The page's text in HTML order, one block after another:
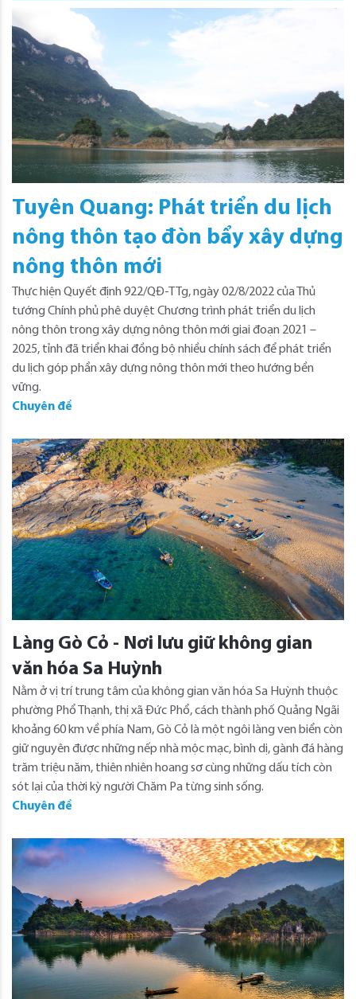
Tuyên Quang: Phát triển du lịch
nông thôn tạo đòn bẩy xây dựng
nông thôn mới
Thực hiện Quyết định 922/QĐ-TTg, ngày 02/8/2022 của Thủ
tướng Chính phủ phê duyệt Chương trình phát triển du lịch
nông thôn trong xây dựng nông thôn mới giai đoạn 2021 –
2025, tỉnh đã triển khai đồng bộ nhiều chính sách để phát triển
du lịch góp phần xây dựng nông thôn mới theo hướng bền
vững.
Chuyên đề
Làng Gò Cỏ - Nơi lưu giữ không gian
văn hóa Sa Huỳnh
Nằm ở vị trí trung tâm của không gian văn hóa Sa Huỳnh thuộc
phường Phổ Thạnh, thị xã Đức Phổ, cách thành phố Quảng Ngãi
khoảng 60 km về phía Nam, Gò Cỏ là một ngôi làng ven biển còn
giữ nguyên được những nếp nhà mộc mạc, bình dị, gành đá hàng
trăm triệu năm, thiên nhiên hoang sơ cùng những dấu tích còn
sót lại của thời kỳ người Chăm Pa từng sinh sống.
Chuyên đề